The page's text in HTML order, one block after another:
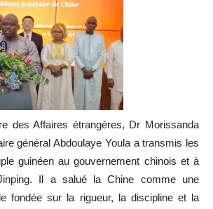
des Affaires étrangères, Dr Morissanda
général Abdoulaye Youla a transmis les
guinéen au gouvernement chinois et à
Il a salué la Chine comme une
fondée sur la rigueur, la discipline et la